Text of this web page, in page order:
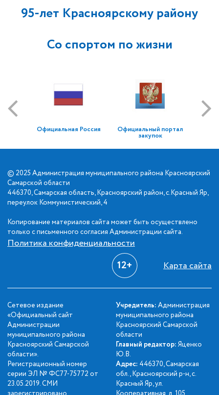
95-лет Красноярскому району
Со спортом по жизни
Официальная Россия Официальный портал
закупок
© 2025 Администрация муниципального района Красноярский
Самарской области
446370, Самарская область, Красноярский район, с.Красный Яр,
переулок Коммунистический, 4
Копирование материалов сайта может быть осуществлено
только с письменного согласия Администрации сайта.
Политика конфиденциальности
12+ Карта сайта
Сетевое издание
«Официальный сайт
Администрации
муниципального района
Красноярский Самарской
области».
Регистрационный номер
серии ЭЛ № ФС77-75772 от
23.05.2019. СМИ
Учредитель: Администрация
муниципального района
Красноярский Самарской
области
Главный редактор: Яценко
Ю.В.
Адрес: 446370, Самарская
обл., Красноярский р-н, с.
Красный Яр, ул.